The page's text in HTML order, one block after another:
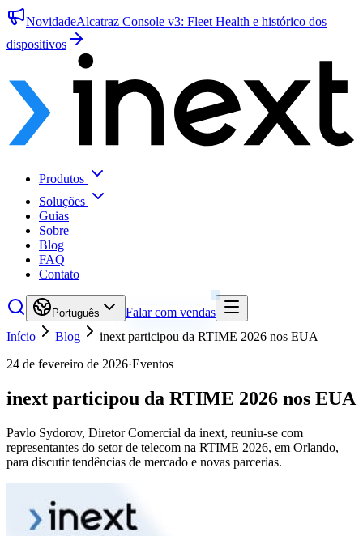
NovidadeAlcatraz Console v3: Fleet Health e histórico dos
dispositivos
Produtos
Soluções
Guias
Sobre
Blog
FAQ
Contato
Português
Falar com vendas
Início
Blog
inext participou da RTIME 2026 nos EUA
24 de fevereiro de 2026·Eventos
inext participou da RTIME 2026 nos EUA
Pavlo Sydorov, Diretor Comercial da inext, reuniu-se com
representantes do setor de telecom na RTIME 2026, em Orlando,
para discutir tendências de mercado e novas parcerias.